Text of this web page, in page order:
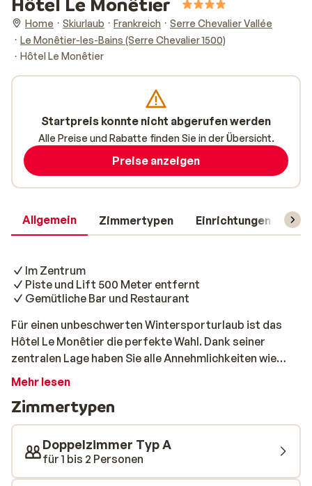
Home Skiurlaub Frankreich
Serre Chevalier Vallée
Le Monêtier-les-Bains (Serre Chevalier 1500)
Hôtel Le Monêtier
Allgemein Zimmertypen Einrichtungen
Im Zentrum
Piste und Lift 500 Meter entfernt
Gemütliche Bar und Restaurant
Für einen unbeschwerten Wintersporturlaub ist das
Hôtel Le Monêtier die perfekte Wahl. Dank seiner
zentralen Lage haben Sie alle Annehmlichkeiten wie
Restaurants, Bars und Geschäfte in Reichweite. Und
entfernt, so dass Sie im Handumdrehen auf dem Berg
sind. Nach einem Tag voller Wintersportvergnügen
können Sie sich im Hotel entspannen und die gemütliche
Atmosphäre genießen.
Mehr lesen
Zimmertypen
Doppelzimmer Typ A
für 1 bis 2 Personen
Startpreis konnte nicht abgerufen werden
Alle Preise und Rabatte finden Sie in der Übersicht.
Preise anzeigen